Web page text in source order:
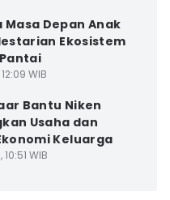
Masa Depan Anak
Ekosistem
WIB
Bantu Niken
Usaha dan
Keluarga
WIB